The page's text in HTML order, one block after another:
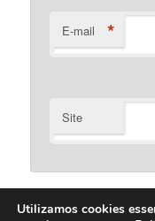
E-mail *
Site
Utilizamos cookies